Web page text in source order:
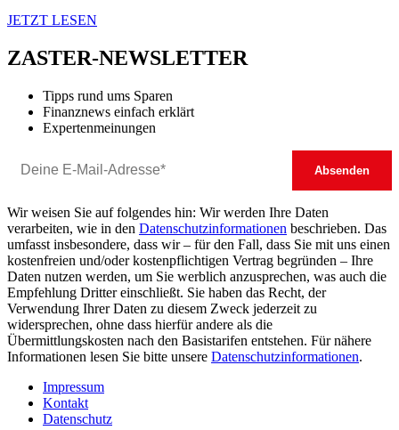
JETZT LESEN
ZASTER-NEWSLETTER
Tipps rund ums Sparen
Finanznews einfach erklärt
Expertenmeinungen
Wir weisen Sie auf folgendes hin: Wir werden Ihre Daten
verarbeiten, wie in den Datenschutzinformationen beschrieben. Das
umfasst insbesondere, dass wir – für den Fall, dass Sie mit uns einen
kostenfreien und/oder kostenpflichtigen Vertrag begründen – Ihre
Daten nutzen werden, um Sie werblich anzusprechen, was auch die
Empfehlung Dritter einschließt. Sie haben das Recht, der
Verwendung Ihrer Daten zu diesem Zweck jederzeit zu
widersprechen, ohne dass hierfür andere als die
Übermittlungskosten nach den Basistarifen entstehen. Für nähere
Informationen lesen Sie bitte unsere Datenschutzinformationen.
Impressum
Kontakt
Datenschutz